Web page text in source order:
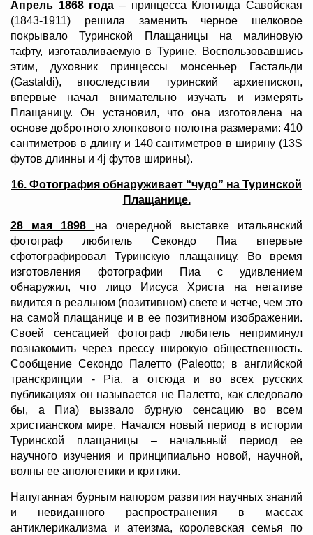
Апрель 1868 года – принцесса Клотилда Савойская
(1843-1911) решила заменить черное шелковое
покрывало Туринской Плащаницы на малиновую
тафту, изготавливаемую в Турине. Воспользовавшись
этим, духовник принцессы монсеньер Гастальди
(Gastaldi), впоследствии туринский архиепископ,
впервые начал внимательно изучать и измерять
Плащаницу. Он установил, что она изготовлена на
основе добротного хлопкового полотна размерами: 410
сантиметров в длину и 140 сантиметров в ширину (13Ѕ
футов длинны и 4ј футов ширины).
16. Фотография обнаруживает “чудо” на Туринской
Плащанице.
28 мая 1898 на очередной выставке итальянский
фотограф любитель Секондо Пиа впервые
сфотографировал Туринскую плащаницу. Во время
изготовления фотографии Пиа с удивлением
обнаружил, что лицо Иисуса Христа на негативе
видится в реальном (позитивном) свете и четче, чем это
на самой плащанице и в ее позитивном изображении.
Своей сенсацией фотограф любитель неприминул
познакомить через прессу широкую общественность.
Сообщение Секондо Палетто (Paleotto; в английской
транскрипции - Pia, а отсюда и во всех русских
публикациях он называется не Палетто, как следовало
бы, а Пиа) вызвало бурную сенсацию во всем
христианском мире. Начался новый период в истории
Туринской плащаницы – начальный период ее
научного изучения и принципиально новой, научной,
волны ее апологетики и критики.
Напуганная бурным напором развития научных знаний
и невиданного распространения в массах
антиклерикализма и атеизма, королевская семья по